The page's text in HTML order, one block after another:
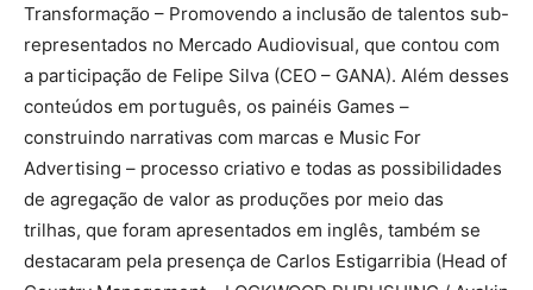
Transformação – Promovendo a inclusão de talentos sub-
representados no Mercado Audiovisual, que contou com
a participação de Felipe Silva (CEO – GANA). Além desses
conteúdos em português, os painéis Games –
construindo narrativas com marcas e Music For
Advertising – processo criativo e todas as possibilidades
de agregação de valor as produções por meio das
trilhas, que foram apresentados em inglês, também se
destacaram pela presença de Carlos Estigarribia (Head of